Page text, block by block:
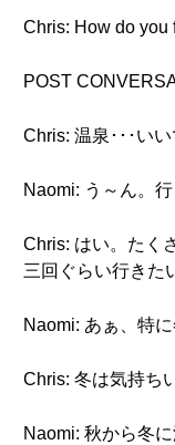
Chris: How do you
POST
Chris: 温泉･･･いい
Naomi: う～ん。
Chris: はい。たく
三回ぐらい行きた
Naomi: あぁ、特
Chris: 冬は気持ち
Naomi: 秋から冬